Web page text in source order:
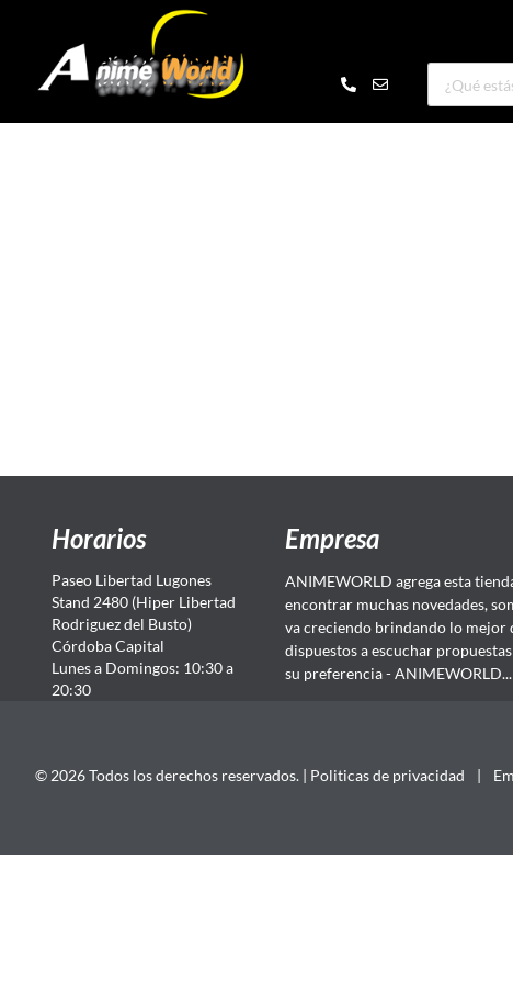
Horarios
Paseo Libertad Lugones
Stand 2480 (Hiper Libertad
Rodriguez del Busto)
Córdoba Capital
Lunes a Domingos: 10:30 a
20:30
Empresa
ANIMEWORLD agrega esta
encontrar muchas novedades,
va creciendo brindando lo mejor
dispuestos a escuchar
su preferencia -
© 2026 Todos los derechos reservados. | Politicas de privacidad |